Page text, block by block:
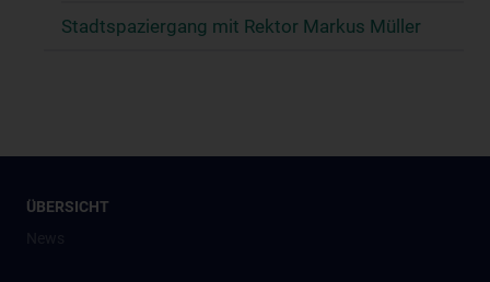
Stadtspaziergang mit Rektor Markus Müller
ÜBERSICHT